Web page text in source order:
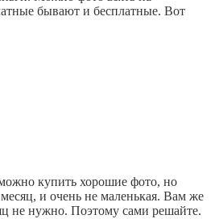
бывают и бесплатные. Вот
купить хорошие фото, но
и очень не маленькая. Вам же
не нужно. Поэтому сами решайте.